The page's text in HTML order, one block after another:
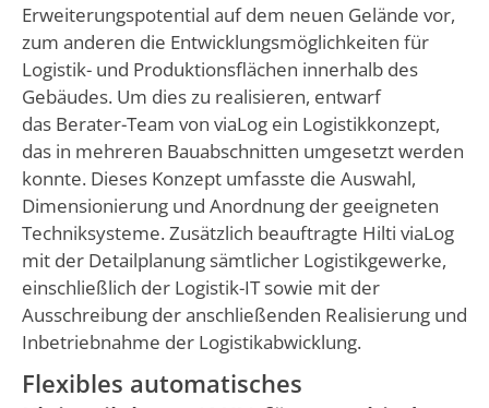
Erweiterungspotential auf dem neuen Gelände vor,
zum anderen die Entwicklungsmöglichkeiten für
Logistik- und Produktionsflächen innerhalb des
Gebäudes. Um dies zu realisieren, entwarf
das Berater-Team von viaLog ein Logistikkonzept,
das in mehreren Bauabschnitten umgesetzt werden
konnte. Dieses Konzept umfasste die Auswahl,
Dimensionierung und Anordnung der geeigneten
Techniksysteme. Zusätzlich beauftragte Hilti viaLog
mit der Detailplanung sämtlicher Logistikgewerke,
einschließlich der Logistik-IT sowie mit der
Ausschreibung der anschließenden Realisierung und
Inbetriebnahme der Logistikabwicklung.
Flexibles automatisches